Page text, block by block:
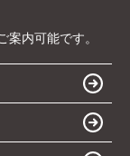
内可能です。